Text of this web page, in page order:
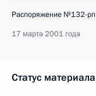
Распоряжение №132-рп
17 марта 2001 года
Статус материала